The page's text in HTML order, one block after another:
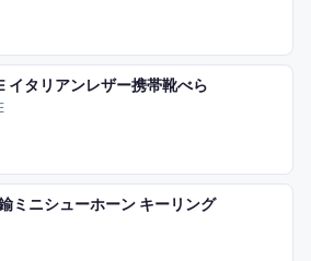
イタリアンレザー携帯靴べら
ミニシューホーン キーリング